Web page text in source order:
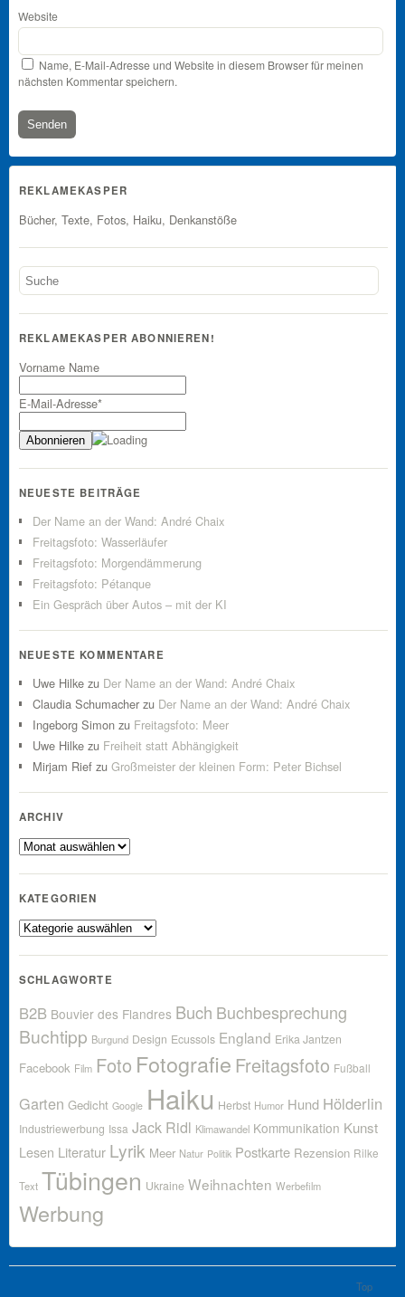
Website
Name, E-Mail-Adresse und Website in diesem Browser für meinen
nächsten Kommentar speichern.
REKLAMEKASPER
Bücher, Texte, Fotos, Haiku, Denkanstöße
REKLAMEKASPER ABONNIEREN!
Vorname Name
E-Mail-Adresse*
NEUESTE BEITRÄGE
Der Name an der Wand: André Chaix
Freitagsfoto: Wasserläufer
Freitagsfoto: Morgendämmerung
Freitagsfoto: Pétanque
Ein Gespräch über Autos – mit der KI
NEUESTE KOMMENTARE
Uwe Hilke zu Der Name an der Wand: André Chaix
Claudia Schumacher zu Der Name an der Wand: André Chaix
Ingeborg Simon zu Freitagsfoto: Meer
Uwe Hilke zu Freiheit statt Abhängigkeit
Mirjam Rief zu Großmeister der kleinen Form: Peter Bichsel
ARCHIV
Archiv
KATEGORIEN
Kategorien
SCHLAGWORTE
B2B Bouvier des Flandres Buch Buchbesprechung
Buchtipp Burgund Design Ecussols England Erika Jantzen
Facebook Film Foto Fotografie Freitagsfoto Fußball
Garten Gedicht Google Haiku Herbst Humor Hund Hölderlin
Industriewerbung Issa Jack Ridl Klimawandel Kommunikation Kunst
Lesen Literatur Lyrik Meer Natur Politik Postkarte Rezension Rilke
Text Tübingen Ukraine Weihnachten Werbefilm
Werbung
Top